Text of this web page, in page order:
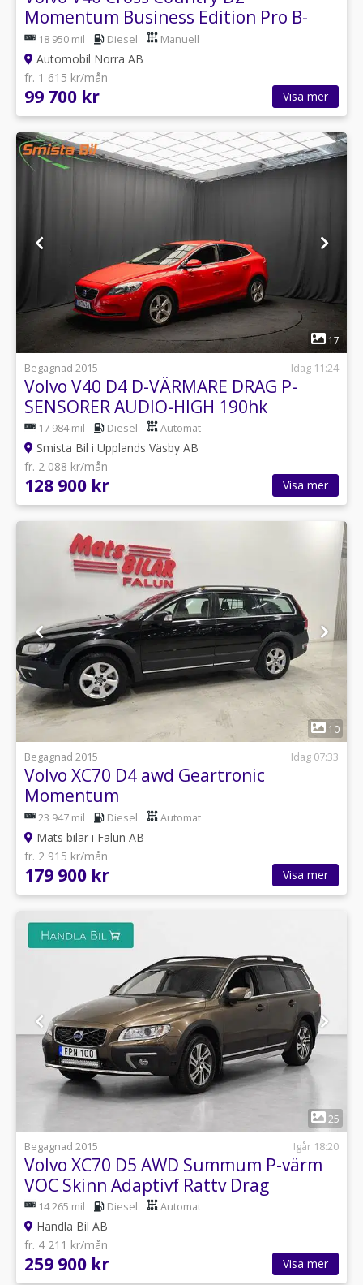
Momentum Business Edition Pro B-
Kamera/PDC/Keyless
18 950 mil Diesel Manuell
Automobil Norra AB
fr. 1 615 kr/mån
99 700 kr Visa mer
1
17
Begagnad 2015
Idag 11:24
Volvo V40 D4 D-VÄRMARE DRAG P-
SENSORER AUDIO-HIGH 190hk
17 984 mil Diesel Automat
Smista Bil i Upplands Väsby AB
fr. 2 088 kr/mån
128 900 kr Visa mer
10
Begagnad 2015
Idag 07:33
Volvo XC70 D4 awd Geartronic
Momentum
23 947 mil Diesel Automat
Mats bilar i Falun AB
fr. 2 915 kr/mån
179 900 kr Visa mer
25
Begagnad 2015
Igår 18:20
Volvo XC70 D5 AWD Summum P-värm
VOC Skinn Adaptivf Rattv Drag
14 265 mil Diesel Automat
Handla Bil AB
fr. 4 211 kr/mån
259 900 kr Visa mer